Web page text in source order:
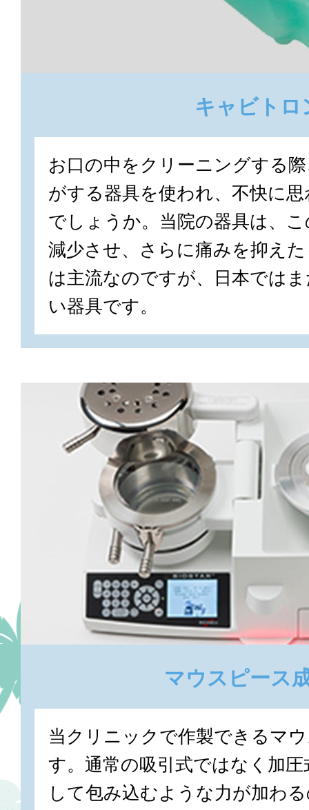
キャビトロ
お口の中をクリーニングする際
がする器具を使われ、不快に
でしょうか。当院の器具は、
減少させ、さらに痛みを抑え
は主流なのですが、日本では
い器具です。
マウスピース
当クリニックで作製できるマ
す。通常の吸引式ではなく加
して包み込むような力が加わ